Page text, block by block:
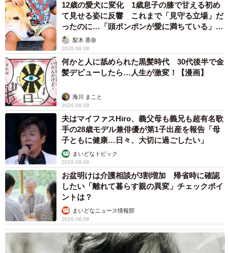
「数年分の汚れをゆっくり溶かしていきます」／カノンアニマルレスキ
ューさん（@canon.animal.rescue）提供
動画の後半には、仲間の犬とじゃれ合ったり、人の膝に寄
り添って気持ちよさそうになでられたりする姿が映されて
います。雪の上を耳を揺らしながら走り、カメラに向かっ
て駆けてくる表情は、保護当初の姿からは想像できないほ
ど生き生きとしていました。
12歳の愛犬に変化 1歳息子の膝で甘える初め
て見せる姿に反響 これまで「見守る立場」だ
ったのに…「頭ポンポンが愛に満ちている」
「尊…」
梨木 香奈
2026.08.08
何かと人に舐められた黒髪時代 30代後半で金
髪デビューしたら…人生が激変！【漫画】
海川 まこと
2026.08.08
夫はマイファスHiro、義父母も義兄も超有名歌
手の28歳モデル兼俳優が第1子出産を報告「母
子ともに健康…日々、大切に過ごしたい」
まいどなトピック
2026.08.08
お盆明けは介護相談が3割増加 帰省時に確認
したい「離れて暮らす親の異変」チェックポイ
ントは？
まいどなニュース情報部
2026.08.08